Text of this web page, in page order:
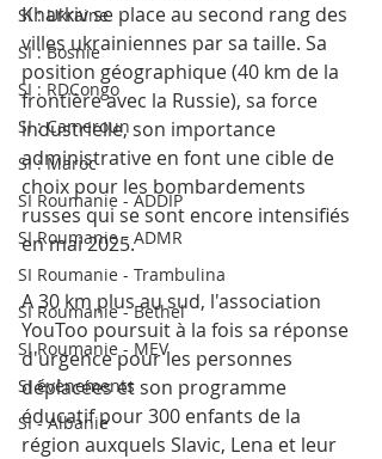
SI : Ukraine
SI : Bosnie
SI : RDCongo
SI : Cameroun
SI : Maroc
SI Roumanie - ADDIP
SI Roumanie - ADMR
SI Roumanie - Trambulina
SI Roumanie - Bethel
SI Roumanie - MEV
SI évènements
SI - Albanie
Kharkiv se place au second rang des
villes ukrainiennes par sa taille. Sa
position géographique (40 km de la
frontière avec la Russie), sa force
industrielle, son importance
administrative en font une cible de
choix pour les bombardements
russes qui se sont encore intensifiés
en mai 2025.
A 30 km plus au sud, l'association
YouToo poursuit à la fois sa réponse
d'urgence pour les personnes
déplacées et son programme
éducatif pour 300 enfants de la
région auxquels Slavic, Lena et leur